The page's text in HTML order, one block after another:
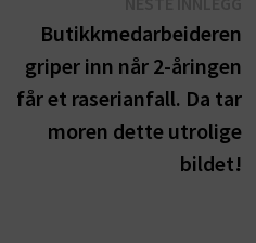
Butikkmedarbeideren
griper inn når 2-åringen
får et raserianfall. Da tar
moren dette utrolige
bildet!